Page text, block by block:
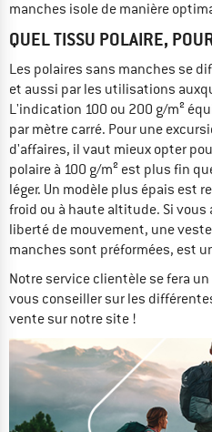
manches isole de manière
QUEL TISSU POLAIRE,
Les polaires sans manches se
et aussi par les utilisations
L'indication 100 ou 200 g/m²
par mètre carré. Pour une
d'affaires, il vaut mieux opter
polaire à 100 g/m² est plus fin
léger. Un modèle plus épais est
froid ou à haute altitude. Si
liberté de mouvement, une
manches sont préformées, est
Notre service clientèle se fera
vous conseiller sur les
vente sur notre site !